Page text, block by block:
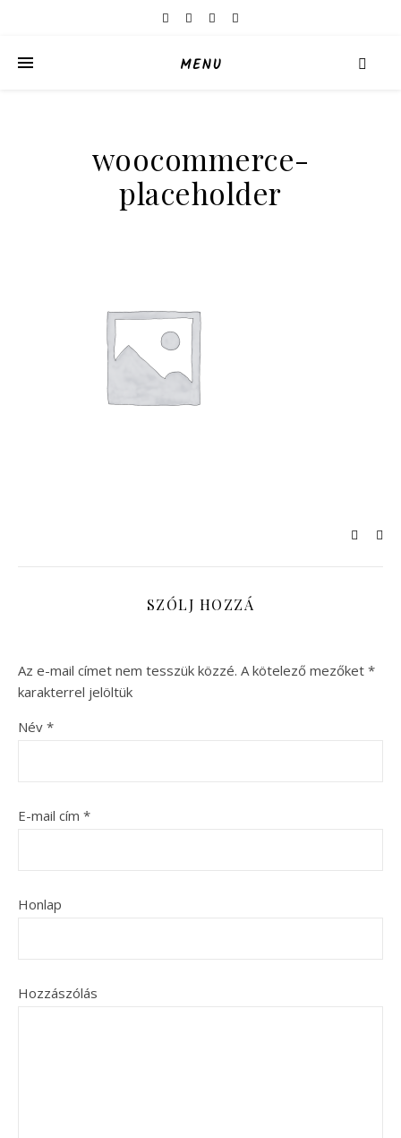
MENU
woocommerce-
placeholder
SZÓLJ HOZZÁ
Az e-mail címet nem tesszük közzé. A kötelező mezőket *
karakterrel jelöltük
Név *
E-mail cím *
Honlap
Hozzászólás